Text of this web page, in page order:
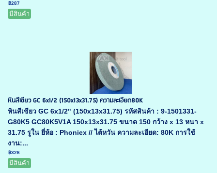
฿287
มีสินค้า
หินสีเขียว GC 6x1/2 (150x13x31.75) ความละเอียด80K
หินสีเขียว GC 6x1/2" (150x13x31.75) รหัสสินค้า : 9-1501331-
G80K5 GC80K5V1A 150x13x31.75 ขนาด 150 กว้าง x 13 หนา x
31.75 รูใน ยี่ห้อ : Phoniex // ไต้หวัน ความละเอียด: 80K การใช้
งาน:...
฿326
มีสินค้า